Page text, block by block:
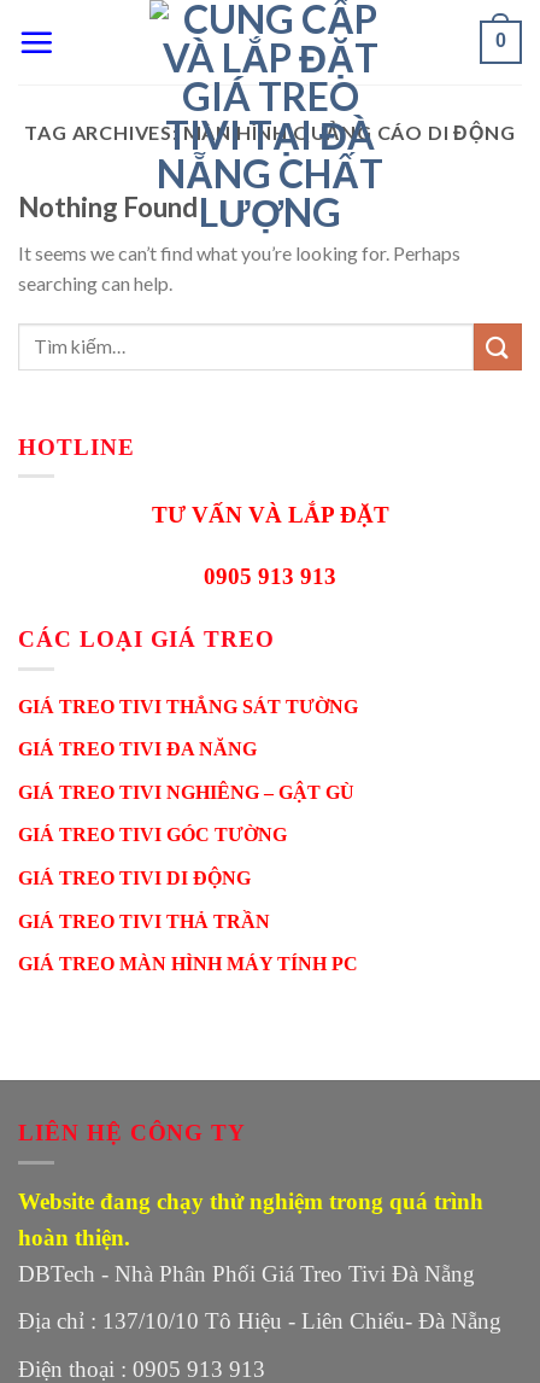
0
TAG ARCHIVES:MÀN HÌNH QUẢNG CÁO DI ĐỘNG
Nothing Found
It seems we can’t find what you’re looking for. Perhaps
searching can help.
HOTLINE
TƯ VẤN VÀ LẮP ĐẶT
0905 913 913
CÁC LOẠI GIÁ TREO
GIÁ TREO TIVI THẲNG SÁT TƯỜNG
GIÁ TREO TIVI ĐA NĂNG
GIÁ TREO TIVI NGHIÊNG – GẬT GÙ
GIÁ TREO TIVI GÓC TƯỜNG
GIÁ TREO TIVI DI ĐỘNG
GIÁ TREO TIVI THẢ TRẦN
GIÁ TREO MÀN HÌNH MÁY TÍNH PC
LIÊN HỆ CÔNG TY
Website đang chạy thử nghiệm trong quá trình
hoàn thiện.
DBTech - Nhà Phân Phối Giá Treo Tivi Đà Nẵng
Địa chỉ : 137/10/10 Tô Hiệu - Liên Chiểu- Đà Nẵng
Điện thoại : 0905 913 913